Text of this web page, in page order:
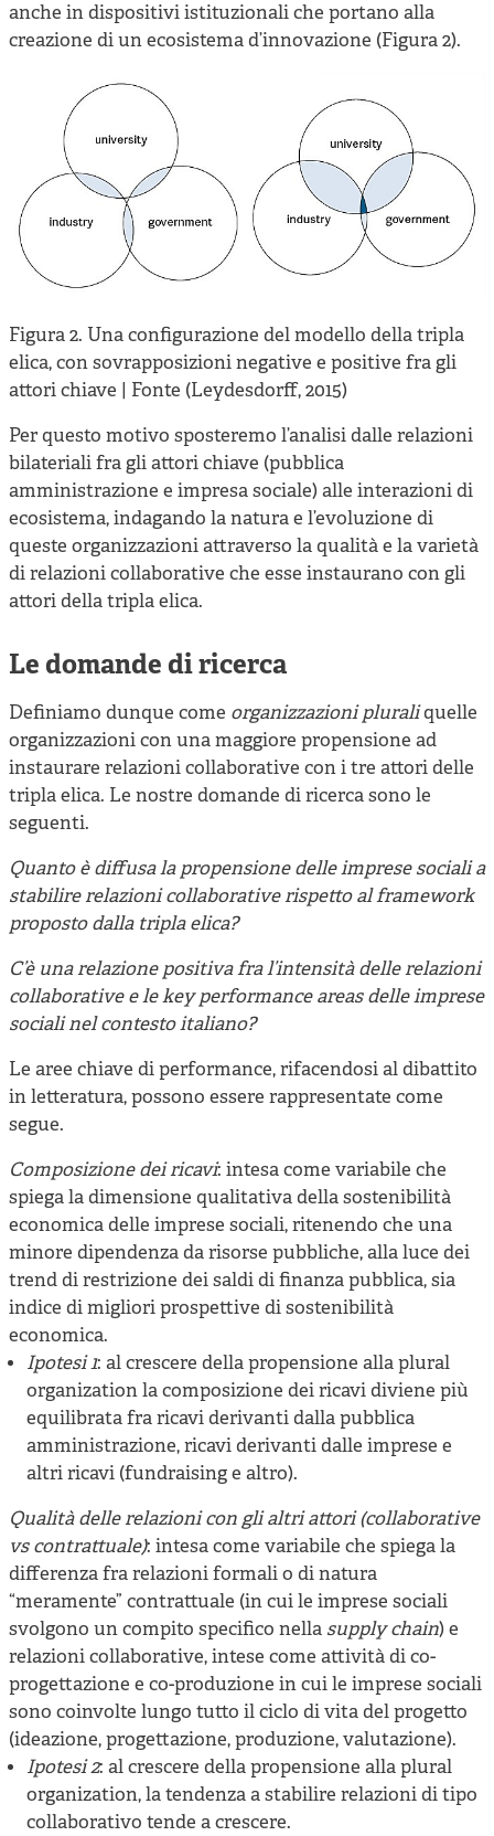
anche in dispositivi istituzionali che portano alla
creazione di un ecosistema d’innovazione (Figura 2).
Figura 2. Una configurazione del modello della tripla
elica, con sovrapposizioni negative e positive fra gli
attori chiave | Fonte (Leydesdorff, 2015)
Per questo motivo sposteremo l’analisi dalle relazioni
bilateriali fra gli attori chiave (pubblica
amministrazione e impresa sociale) alle interazioni di
ecosistema, indagando la natura e l’evoluzione di
queste organizzazioni attraverso la qualità e la varietà
di relazioni collaborative che esse instaurano con gli
attori della tripla elica.
Le domande di ricerca
Definiamo dunque come organizzazioni pluraliquelle
organizzazioni con una maggiore propensione ad
instaurare relazioni collaborative con i tre attori delle
tripla elica. Le nostre domande di ricerca sono le
seguenti.
Quanto è diffusa la propensione delle imprese sociali a
stabilire relazioni collaborative rispetto al framework
proposto dalla tripla elica?
C’è una relazione positiva fra l’intensità delle relazioni
collaborative e le key performance areas delle imprese
sociali nel contesto italiano?
Le aree chiave di performance, rifacendosi al dibattito
in letteratura, possono essere rappresentate come
segue.
Composizione dei ricavi: intesa come variabile che
spiega la dimensione qualitativa della sostenibilità
economica delle imprese sociali, ritenendo che una
minore dipendenza da risorse pubbliche, alla luce dei
trend di restrizione dei saldi di finanza pubblica, sia
indice di migliori prospettive di sostenibilità
economica.
Ipotesi 1: al crescere della propensione alla plural
organization la composizione dei ricavi diviene più
equilibrata fra ricavi derivanti dalla pubblica
amministrazione, ricavi derivanti dalle imprese e
altri ricavi (fundraising e altro).
Qualità delle relazioni con gli altri attori (collaborative
vs contrattuale): intesa come variabile che spiega la
differenza fra relazioni formali o di natura
“meramente” contrattuale (in cui le imprese sociali
svolgono un compito specifico nella supply chain) e
relazioni collaborative, intese come attività di co-
progettazione e co-produzione in cui le imprese sociali
sono coinvolte lungo tutto il ciclo di vita del progetto
(ideazione, progettazione, produzione, valutazione).
Ipotesi 2: al crescere della propensione alla plural
organization, la tendenza a stabilire relazioni di tipo
collaborativo tende a crescere.